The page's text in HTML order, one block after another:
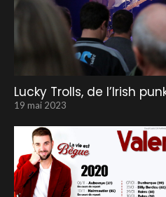
Lucky Trolls, de l’Irish
19 mai 2023